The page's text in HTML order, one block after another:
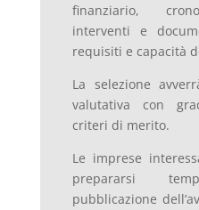
finanziario,
interventi e
requisiti e capacità
La selezione
valutativa con
criteri di merito.
Le imprese
prepararsi
pubblicazione